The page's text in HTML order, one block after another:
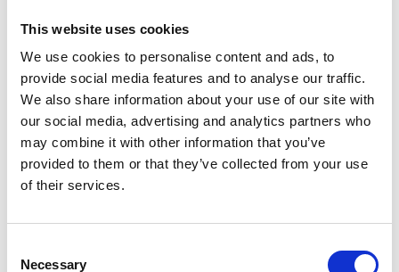
This website uses cookies
We use cookies to personalise content and ads, to
provide social media features and to analyse our traffic.
We also share information about your use of our site with
our social media, advertising and analytics partners who
may combine it with other information that you’ve
provided to them or that they’ve collected from your use
of their services.
Selection
Necessary
Erfahren Sie, wie Brussels Airlines
isolierte Tools durch einen stärker
integrierten Ansatz für Beschaffung
und Kreditorenbuchhaltung ersetzt
hat und so Transparenz, Mobilität
und Prozesseffizienz
teamübergreifend verbessert.
Kundengeschichte von Brussels